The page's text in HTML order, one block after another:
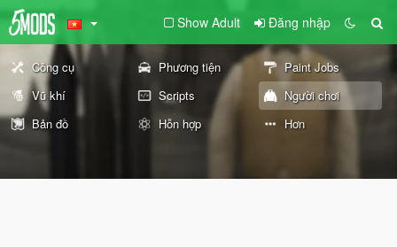
Show Adult Đăng nhập
Công cụ Phương tiện
Paint Jobs
Vũ khí
Scripts
Người chơi
Bản đồ
Hỗn hợp Hơn